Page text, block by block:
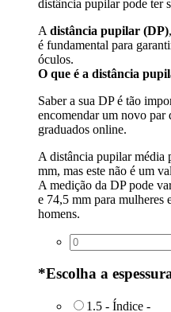
distância pupilar pode ter
A distância pupilar (DP)
é fundamental para
óculos.
O que é a distância
Saber a sua DP é tão
encomendar um novo par
graduados online.
A distância pupilar média
mm, mas este não é um
A medição da DP pode
e 74,5 mm para mulheres
homens.
*Escolha a
1.5 - Índice -